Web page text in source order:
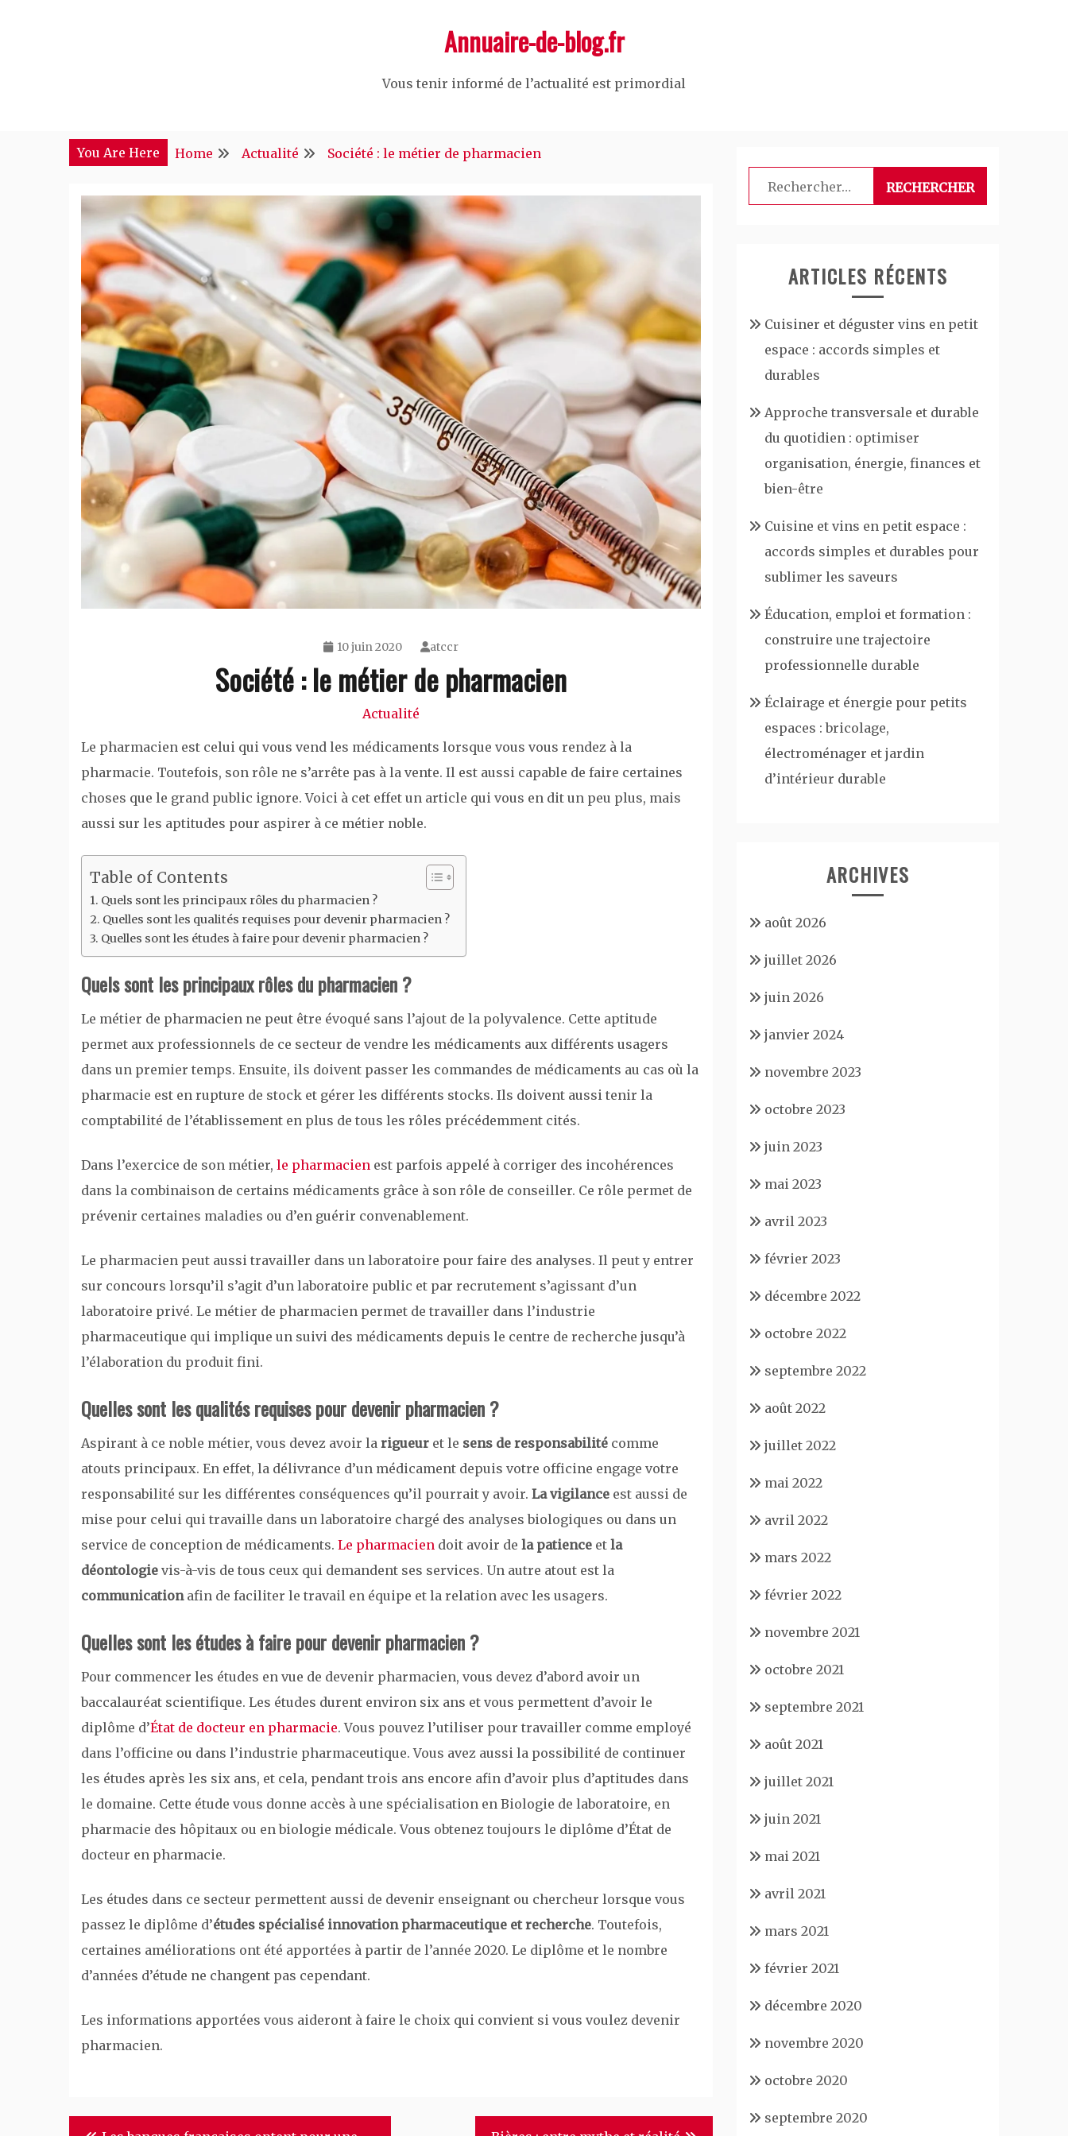
Annuaire-de-blog.fr
Vous tenir informé de l’actualité est primordial
You Are Here Home Actualité Société : le métier de pharmacien
10 juin 2020 atccr
Société : le métier de pharmacien
Actualité
Le pharmacien est celui qui vous vend les médicaments lorsque vous vous rendez à la
pharmacie. Toutefois, son rôle ne s’arrête pas à la vente. Il est aussi capable de faire certaines
choses que le grand public ignore. Voici à cet effet un article qui vous en dit un peu plus, mais
aussi sur les aptitudes pour aspirer à ce métier noble.
Table of Contents
Quels sont les principaux rôles du pharmacien ?
Quelles sont les qualités requises pour devenir pharmacien ?
Quelles sont les études à faire pour devenir pharmacien ?
Quels sont les principaux rôles du pharmacien ?
Le métier de pharmacien ne peut être évoqué sans l’ajout de la polyvalence. Cette aptitude
permet aux professionnels de ce secteur de vendre les médicaments aux différents usagers
dans un premier temps. Ensuite, ils doivent passer les commandes de médicaments au cas où la
pharmacie est en rupture de stock et gérer les différents stocks. Ils doivent aussi tenir la
comptabilité de l’établissement en plus de tous les rôles précédemment cités.
Dans l’exercice de son métier, le pharmacien est parfois appelé à corriger des incohérences
dans la combinaison de certains médicaments grâce à son rôle de conseiller. Ce rôle permet de
prévenir certaines maladies ou d’en guérir convenablement.
Le pharmacien peut aussi travailler dans un laboratoire pour faire des analyses. Il peut y entrer
sur concours lorsqu’il s’agit d’un laboratoire public et par recrutement s’agissant d’un
laboratoire privé. Le métier de pharmacien permet de travailler dans l’industrie
pharmaceutique qui implique un suivi des médicaments depuis le centre de recherche jusqu’à
l’élaboration du produit fini.
Quelles sont les qualités requises pour devenir pharmacien ?
Aspirant à ce noble métier, vous devez avoir la rigueur et le sens de responsabilité comme
atouts principaux. En effet, la délivrance d’un médicament depuis votre officine engage votre
responsabilité sur les différentes conséquences qu’il pourrait y avoir. La vigilance est aussi de
mise pour celui qui travaille dans un laboratoire chargé des analyses biologiques ou dans un
service de conception de médicaments. Le pharmacien doit avoir de la patience et la
déontologie vis-à-vis de tous ceux qui demandent ses services. Un autre atout est la
communication afin de faciliter le travail en équipe et la relation avec les usagers.
Quelles sont les études à faire pour devenir pharmacien ?
Pour commencer les études en vue de devenir pharmacien, vous devez d’abord avoir un
baccalauréat scientifique. Les études durent environ six ans et vous permettent d’avoir le
diplôme d’État de docteur en pharmacie. Vous pouvez l’utiliser pour travailler comme employé
dans l’officine ou dans l’industrie pharmaceutique. Vous avez aussi la possibilité de continuer
les études après les six ans, et cela, pendant trois ans encore afin d’avoir plus d’aptitudes dans
le domaine. Cette étude vous donne accès à une spécialisation en Biologie de laboratoire, en
pharmacie des hôpitaux ou en biologie médicale. Vous obtenez toujours le diplôme d’État de
docteur en pharmacie.
Les études dans ce secteur permettent aussi de devenir enseignant ou chercheur lorsque vous
passez le diplôme d’études spécialisé innovation pharmaceutique et recherche. Toutefois,
certaines améliorations ont été apportées à partir de l’année 2020. Le diplôme et le nombre
d’années d’étude ne changent pas cependant.
Les informations apportées vous aideront à faire le choix qui convient si vous voulez devenir
pharmacien.
Navigation
Rechercher :
ARTICLES RÉCENTS
Cuisiner et déguster vins en petit
espace : accords simples et
durables
Approche transversale et durable
du quotidien : optimiser
organisation, énergie, finances et
bien-être
Cuisine et vins en petit espace :
accords simples et durables pour
sublimer les saveurs
Éducation, emploi et formation :
construire une trajectoire
professionnelle durable
Éclairage et énergie pour petits
espaces : bricolage,
électroménager et jardin
d’intérieur durable
ARCHIVES
août 2026
juillet 2026
juin 2026
janvier 2024
novembre 2023
octobre 2023
juin 2023
mai 2023
avril 2023
février 2023
décembre 2022
octobre 2022
septembre 2022
août 2022
juillet 2022
mai 2022
avril 2022
mars 2022
février 2022
novembre 2021
octobre 2021
septembre 2021
août 2021
juillet 2021
juin 2021
mai 2021
avril 2021
mars 2021
février 2021
décembre 2020
novembre 2020
octobre 2020
septembre 2020